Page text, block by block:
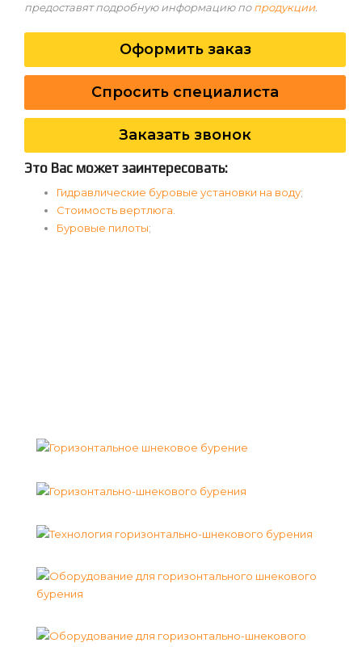
предоставят подробную информацию попродукции.
Оформить заказ
Спросить специалиста
Заказать звонок
Это Вас может заинтересовать:
Гидравлические буровые установки на воду;
Стоимость вертлюга.
Буровые пилоты;